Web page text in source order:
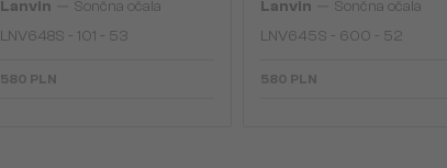
Lanvin
Sončna očala
LNV648S - 101 - 53
580 PLN
Lanvin
Sončna očala
LNV645S - 600 - 52
580 PLN